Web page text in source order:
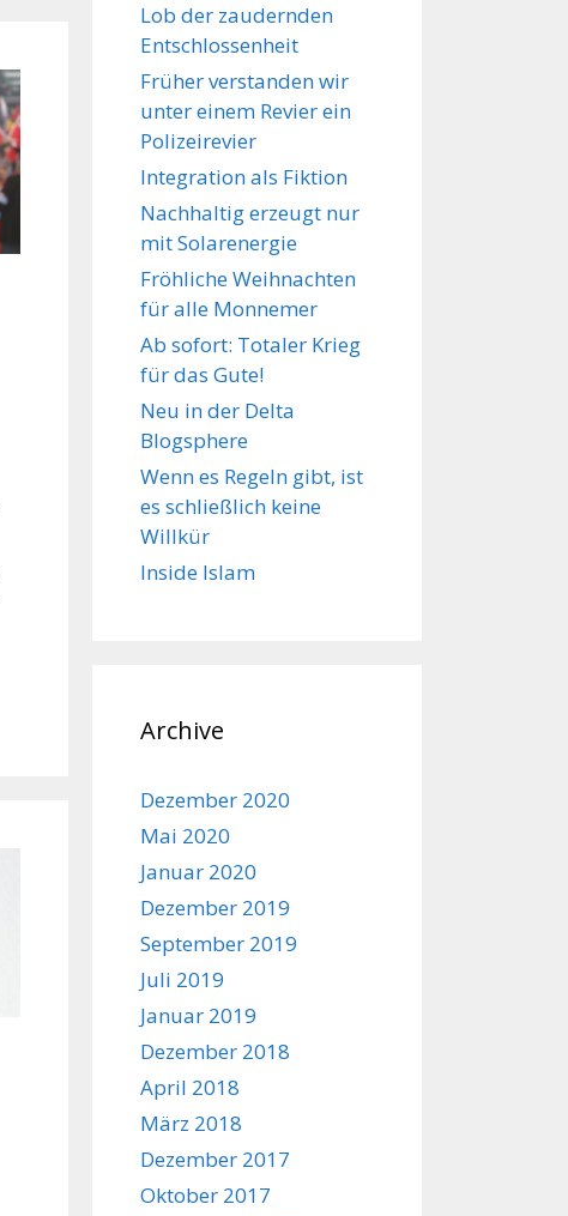
Lob der zaudernden
Entschlossenheit
Früher verstanden wir
unter einem Revier ein
Polizeirevier
Integration als Fiktion
Nachhaltig erzeugt nur
mit Solarenergie
Fröhliche Weihnachten
für alle Monnemer
Ab sofort: Totaler Krieg
für das Gute!
Neu in der Delta
Blogsphere
Wenn es Regeln gibt, ist
es schließlich keine
Willkür
Inside Islam
Archive
Dezember 2020
Mai 2020
Januar 2020
Dezember 2019
September 2019
Juli 2019
Januar 2019
Dezember 2018
April 2018
März 2018
Dezember 2017
Oktober 2017